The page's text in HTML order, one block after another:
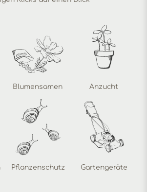
Blumensamen Anzucht
Pflanzenschutz Gartengeräte